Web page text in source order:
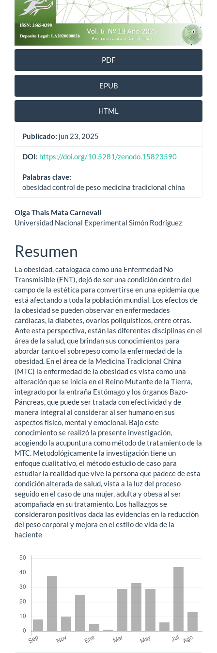
PDF
EPUB
HTML
Publicado: jun 23, 2025
DOI: https://doi.org/10.5281/zenodo.15823590
Palabras clave:
obesidad control de peso medicina tradicional china
Contenido
del
artículo
Olga Thais Mata Carnevali
Universidad Nacional Experimental Simón Rodríguez
Resumen
La obesidad, catalogada como una Enfermedad No
Transmisible (ENT), dejó de ser una condición dentro del
campo de la estética para convertirse en una epidemia que
está afectando a toda la población mundial. Los efectos de
la obesidad se pueden observar en enfermedades
cardíacas, la diabetes, ovarios poliquísticos, entre otras.
Ante esta perspectiva, están las diferentes disciplinas en el
área de la salud, que brindan sus conocimientos para
abordar tanto el sobrepeso como la enfermedad de la
obesidad. En el área de la Medicina Tradicional China
(MTC) la enfermedad de la obesidad es vista como una
alteración que se inicia en el Reino Mutante de la Tierra,
integrado por la entraña Estómago y los órganos Bazo-
Páncreas, que puede ser tratada con efectividad y de
manera integral al considerar al ser humano en sus
aspectos físico, mental y emocional. Bajo este
conocimiento se realizó la presente investigación,
acogiendo la acupuntura como método de tratamiento de la
MTC. Metodológicamente la investigación tiene un
enfoque cualitativo, el método estudio de caso para
estudiar la realidad que vive la persona que padece de esta
condición alterada de salud, vista a la luz del proceso
seguido en el caso de una mujer, adulta y obesa al ser
acompañada en su tratamiento. Los hallazgos se
consideraron positivos dada las evidencias en la reducción
del peso corporal y mejora en el estilo de vida de la
haciente